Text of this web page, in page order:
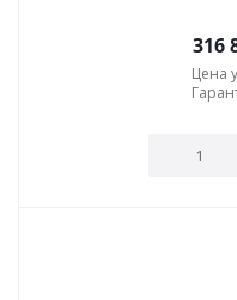
316
Цена